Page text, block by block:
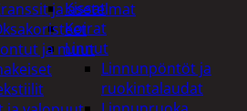
Kissat
Koirat
Linnut
Linnunpöntöt ja
ruokintalaudat
ja asetelmat
ja muut